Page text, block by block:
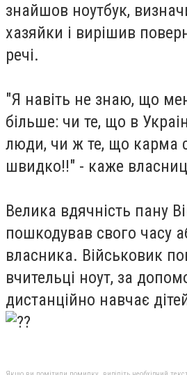
знайшов ноутбук,
хазяйки і вирішив
речі.
"Я навіть не знаю, що
більше: чи те, що в
люди, чи ж те, що карма
швидко!!" - каже
Велика вдячність пану
пошкодував свого часу
власника. Військовик
вчительці ноут, за
дистанційно навчає